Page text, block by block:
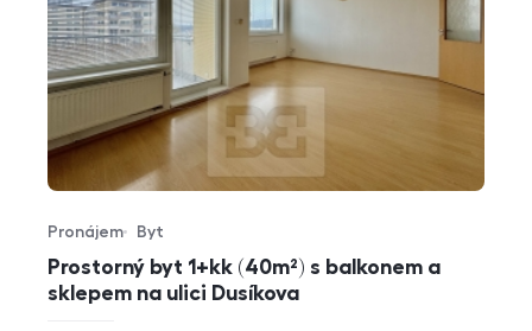
Prostorný byt 1+kk (40m²) s balkonem a
sklepem na ulici Dusíkova
Typ nabídky
Pronájem
Typ nemovitosti
Byt